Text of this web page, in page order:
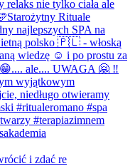
i zdać re